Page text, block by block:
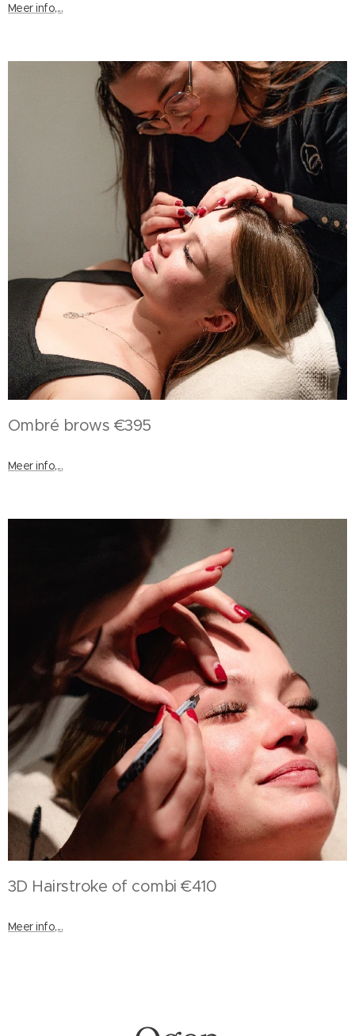
Meer info,...
Ombré brows €395
Meer info,...
3D Hairstroke of combi €410
Meer info,...